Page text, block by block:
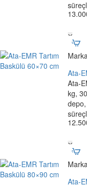
EMR
Tartım
cm
Ata-
Ata-
kg,
EMR
Tartım
Ata-